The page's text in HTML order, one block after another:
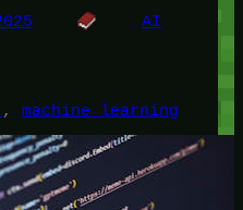
AI
, machine learning